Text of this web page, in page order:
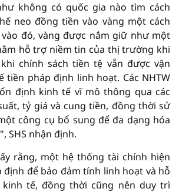
không có quốc gia nào tìm cách
neo đồng tiền vào vàng một cách
vào đó, vàng được nắm giữ như một
hỗ trợ niềm tin của thị trường khi
chính sách tiền tệ vẫn được vận
tiền pháp định linh hoạt. Các NHTW
định kinh tế vĩ mô thông qua các
tỷ giá và cung tiền, đồng thời sử
công cụ bổ sung để đa dạng hóa
SHS nhận định.
rằng, một hệ thống tài chính hiện
định để bảo đảm tính linh hoạt và hỗ
tế, đồng thời cũng nên duy trì